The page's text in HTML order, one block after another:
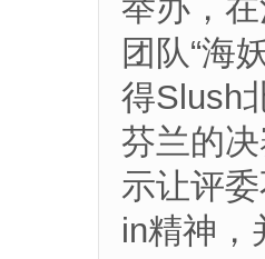
举办，
团队“海
得Slush
芬兰的
示让评
in精神，